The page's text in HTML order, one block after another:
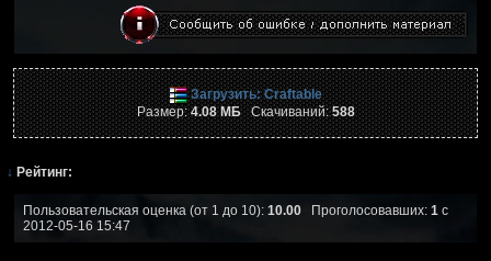
Загрузить: Craftable
Размер:4.08 МБСкачиваний:588
↓ Рейтинг:
Пользовательская оценка (от 1 до 10): 10.00 Проголосовавших: 1 с
2012-05-16 15:47